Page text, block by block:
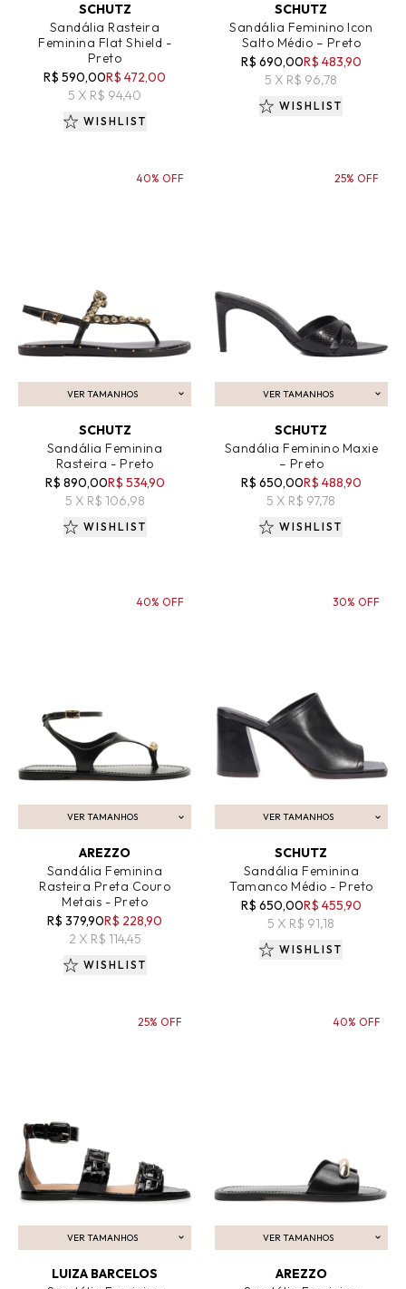
SCHUTZ
Sandália Rasteira
Feminina Flat Shield -
Preto
R$ 590,00R$ 472,00
5 X R$ 94,40
WISHLIST
SCHUTZ
Sandália Feminino Icon
Salto Médio – Preto
R$ 690,00R$ 483,90
5 X R$ 96,78
WISHLIST
VER TAMANHOS
ADICIONAR AO CARRINHO
SCHUTZ
Sandália Feminina
Rasteira - Preto
R$ 890,00R$ 534,90
5 X R$ 106,98
40% OFF
WISHLIST
VER TAMANHOS
ADICIONAR AO CARRINHO
SCHUTZ
Sandália Feminino Maxie
– Preto
R$ 650,00R$ 488,90
5 X R$ 97,78
25% OFF
WISHLIST
VER TAMANHOS
ADICIONAR AO CARRINHO
AREZZO
Sandália Feminina
Rasteira Preta Couro
Metais - Preto
R$ 379,90R$ 228,90
2 X R$ 114,45
40% OFF
WISHLIST
VER TAMANHOS
ADICIONAR AO CARRINHO
SCHUTZ
Sandália Feminina
Tamanco Médio - Preto
R$ 650,00R$ 455,90
5 X R$ 91,18
30% OFF
WISHLIST
VER TAMANHOS
ADICIONAR AO CARRINHO
LUIZA BARCELOS
25% OFF
VER TAMANHOS
ADICIONAR AO CARRINHO
AREZZO
40% OFF